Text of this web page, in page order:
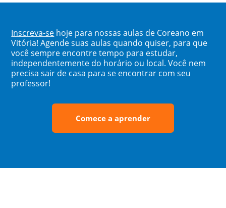
Inscreva-se hoje para nossas aulas de Coreano em
Vitória! Agende suas aulas quando quiser, para que
você sempre encontre tempo para estudar,
independentemente do horário ou local. Você nem
precisa sair de casa para se encontrar com seu
professor!
Comece a aprender